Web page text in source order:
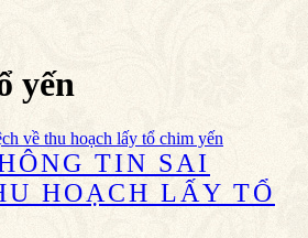
yến
TIN SAI
HOẠCH LẤY TỔ